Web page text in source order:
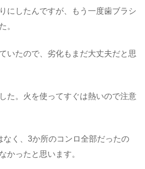
にしたんですが、もう一度歯ブラシ
。
いたので、劣化もまだ大丈夫だと思
た。火を使ってすぐは熱いので注意
なく、3か所のコンロ全部だったの
かったと思います。